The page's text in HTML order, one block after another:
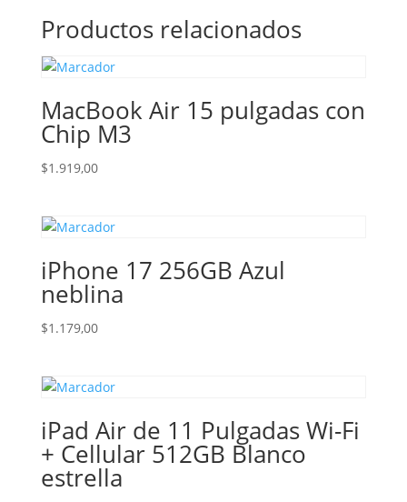
Productos relacionados
MacBook Air 15 pulgadas con
Chip M3
$1.919,00
iPhone 17 256GB Azul
neblina
$1.179,00
iPad Air de 11 Pulgadas Wi-Fi
+ Cellular 512GB Blanco
estrella